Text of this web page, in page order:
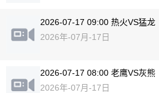
2026-07-17 09:00 热火VS猛龙
2026年-07月-17日
2026-07-17 08:00 老鹰VS灰熊
2026年-07月-17日